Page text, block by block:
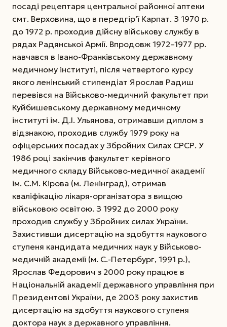
посаді рецептаря центральної районної аптеки
смт. Верховина, що в передгір’ї Карпат. З 1970 р.
до 1972 р. проходив дійсну військову службу в
рядах Радянської Армії. Впродовж 1972–1977 рр.
навчався в Івано-Франківському державному
медичному інституті, після четвертого курсу
якого ленінський стипендіат Ярослав Радиш
перевівся на Військово-медичний факультет при
Куйбишевському державному медичному
інституті ім. Д.І. Ульянова, отримавши диплом з
відзнакою, проходив службу 1979 року на
офіцерських посадах у Збройних Силах СРСР. У
1986 році закінчив факультет керівного
медичного складу Військово-медичної академії
ім. С.М. Кірова (м. Ленінград), отримав
кваліфікацію лікаря-організатора з вищою
військовою освітою. З 1992 до 2000 року
проходив службу у Збройних силах України.
Захистивши дисертацію на здобуття наукового
ступеня кандидата медичних наук у Військово-
медичній академії (м. С.-Петербург, 1991 р.),
Ярослав Федорович з 2000 року працює в
Національній академії державного управління при
Президентові України, де 2003 року захистив
дисертацію на здобуття наукового ступеня
доктора наук з державного управління.